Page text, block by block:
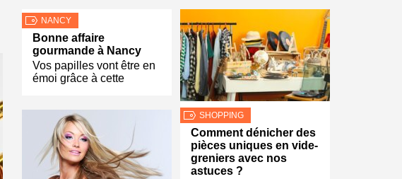
NANCY
Bonne affaire
gourmande à Nancy
Vos papilles vont être en
émoi grâce à cette
SHOPPING
Comment dénicher des
pièces uniques en vide-
greniers avec nos
astuces ?